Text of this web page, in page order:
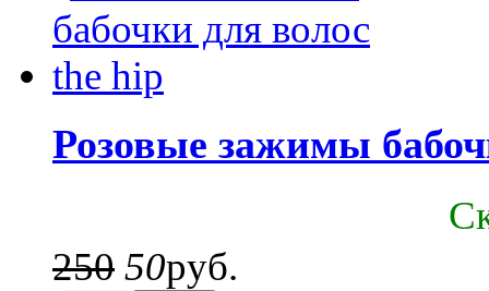
Розовые зажимы
250 50руб.